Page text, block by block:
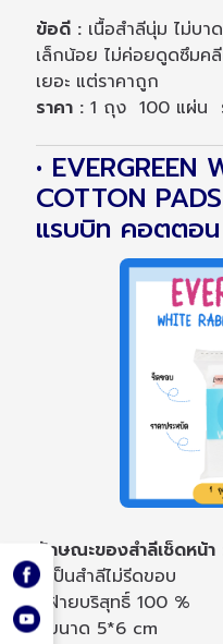
ข้อดี : เนื้อสำลีนุ่ม ไม่บา
เล็กน้อย ไม่ค่อยดูดซึมคลี
เยอะ แต่ราคาถูก
ราคา :1 ถุง 100 แผ่น
• EVERGREEN
COTTON
แรบบิท คอตตอ
ลักษณะของสำลีเช็ดหน้า
• เป็นสำลีไม่รีดขอบ
• ฝ้ายบริสุทธิ์ 100 %
• ขนาด 5*6 cm